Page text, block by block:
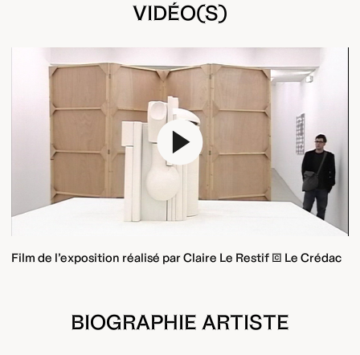
VIDÉO(S)
Play
Film de l’exposition réalisé par Claire Le Restif © Le Crédac
BIOGRAPHIE ARTISTE